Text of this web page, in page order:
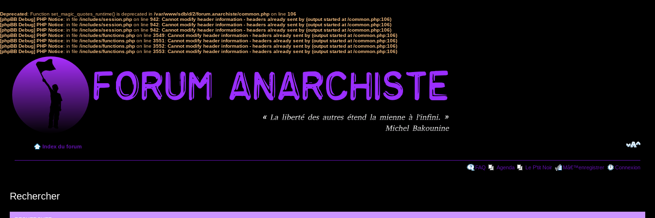
Deprecated: Function set_magic_quotes_runtime() is deprecated in /var/www/sdb/d/2/forum.anarchiste/common.php on line 106
[phpBB Debug] PHP Notice: in file /includes/session.php on line 942: Cannot modify header information - headers already sent by (output started at /common.php:106)
[phpBB Debug] PHP Notice: in file /includes/session.php on line 942: Cannot modify header information - headers already sent by (output started at /common.php:106)
[phpBB Debug] PHP Notice: in file /includes/session.php on line 942: Cannot modify header information - headers already sent by (output started at /common.php:106)
[phpBB Debug] PHP Notice: in file /includes/functions.php on line 3549: Cannot modify header information - headers already sent by (output started at /common.php:106)
[phpBB Debug] PHP Notice: in file /includes/functions.php on line 3551: Cannot modify header information - headers already sent by (output started at /common.php:106)
[phpBB Debug] PHP Notice: in file /includes/functions.php on line 3552: Cannot modify header information - headers already sent by (output started at /common.php:106)
[phpBB Debug] PHP Notice: in file /includes/functions.php on line 3553: Cannot modify header information - headers already sent by (output started at /common.php:106)
Index du forum
FAQ Agenda Le P'tit Noir Mâ€™enregistrer Connexion
Rechercher